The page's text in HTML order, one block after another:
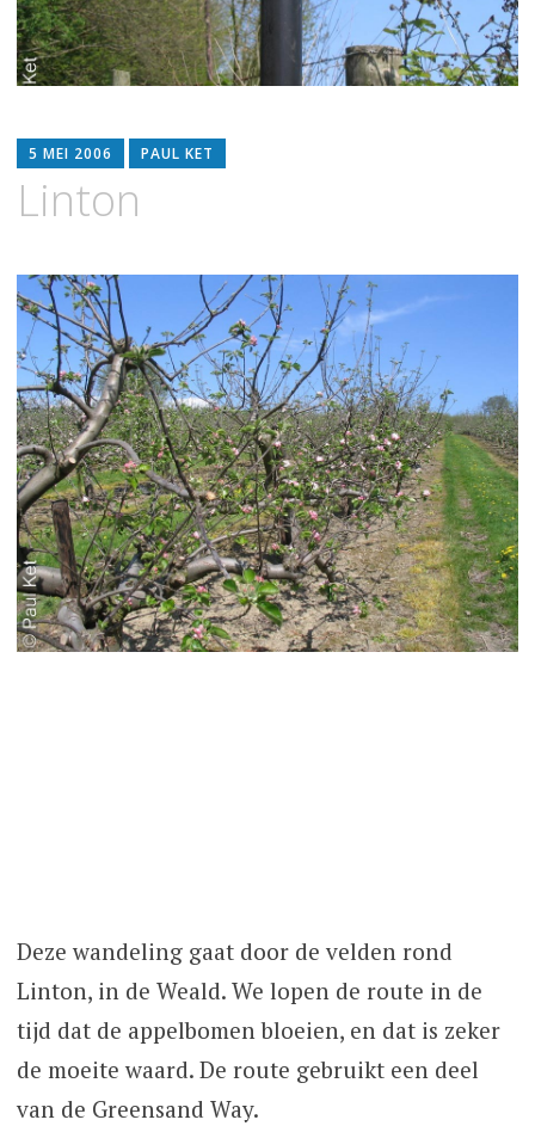
5 MEI 2006 PAUL KET
Linton
Deze wandeling gaat door de velden rond
Linton, in de Weald. We lopen de route in de
tijd dat de appelbomen bloeien, en dat is zeker
de moeite waard. De route gebruikt een deel
van de Greensand Way.